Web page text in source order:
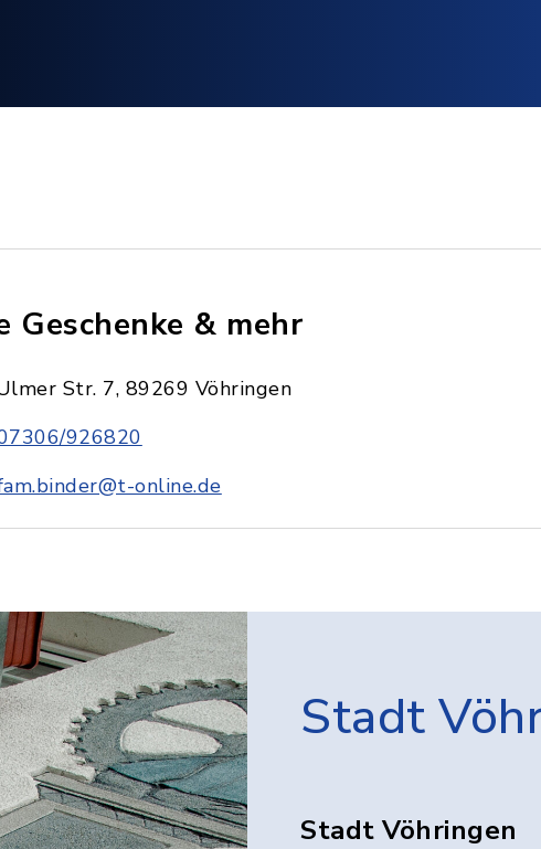
Geschenke & mehr
Str. 7, 89269 Vöhringen
926820
online.de
Stadt
Stadt Vöhringen